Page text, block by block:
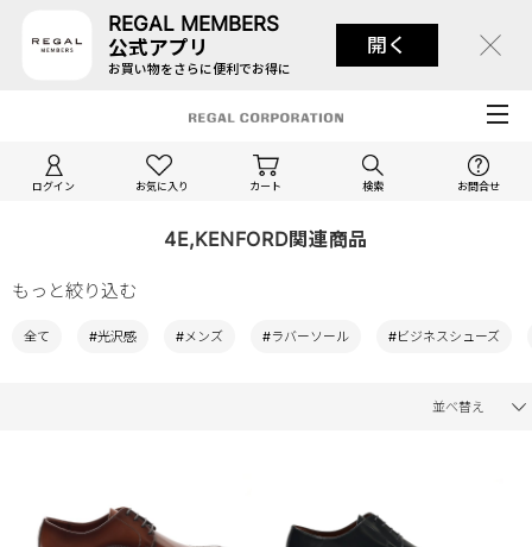
REGAL MEMBERS
公式アプリ
お買い物をさらに便利でお得に
開く
ログイン お気に入り カート 検索 お問合せ
4E,KENFORD関連商品
もっと絞り込む
全て #光沢感 #メンズ #ラバーソール #ビジネスシューズ
並べ替え